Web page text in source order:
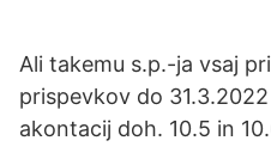
Ali takemu s.p.-ja vsaj
prispevkov do
akontacij doh. 10.5 in